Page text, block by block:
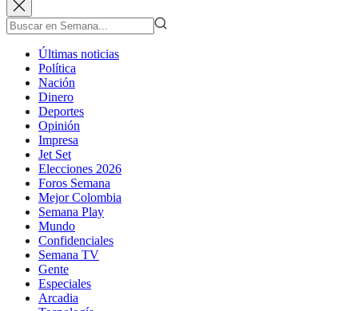
Últimas noticias
Política
Nación
Dinero
Deportes
Opinión
Impresa
Jet Set
Elecciones 2026
Foros Semana
Mejor Colombia
Semana Play
Mundo
Confidenciales
Semana TV
Gente
Especiales
Arcadia